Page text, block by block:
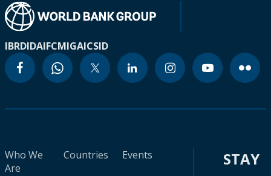
IBRDIDAIFCMIGAICSID
Who We
Are
Countries
Events
STAY